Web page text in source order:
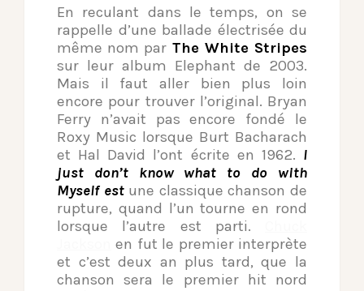
En reculant dans le temps, on se
rappelle d’une ballade électrisée du
même nom par The White Stripes
sur leur album Elephant de 2003.
Mais il faut aller bien plus loin
encore pour trouver l’original. Bryan
Ferry n’avait pas encore fondé le
Roxy Music lorsque Burt Bacharach
et Hal David l’ont écrite en 1962. I
just don’t know what to do with
Myself est une classique chanson de
rupture, quand l’un tourne en rond
lorsque l’autre est parti.
en fut le premier interprète
et c’est deux an plus tard, que la
chanson sera le premier hit nord